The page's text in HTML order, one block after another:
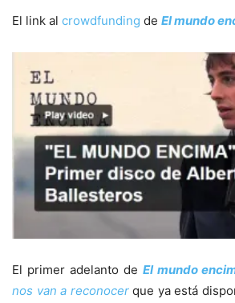
El link al crowdfunding de El mundo
El primer adelanto de El mundo
nos van a reconocerque ya está